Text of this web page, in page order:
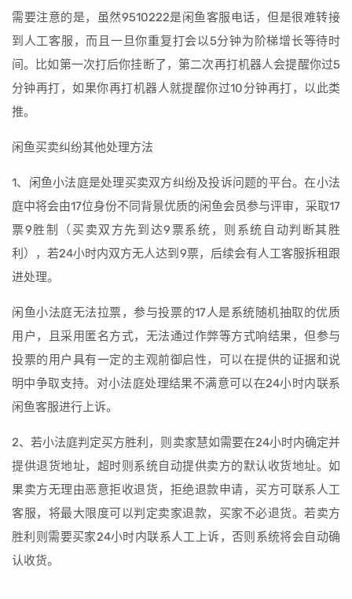
需要注意的是，虽然9510222是闲鱼客服电话，但是很难转接
到人工客服，而且一旦你重复打会以5分钟为阶梯增长等待时
间。比如第一次打后你挂断了，第二次再打机器人会提醒你过5
分钟再打，如果你再打机器人就提醒你过10分钟再打，以此类
推。
闲鱼买卖纠纷其他处理方法
1、闲鱼小法庭是处理买卖双方纠纷及投诉问题的平台。在小法
庭中将会由17位身份不同背景优质的闲鱼会员参与评审，采取17
票9胜制（买卖双方先到达9票系统，则系统自动判断其胜
利），若24小时内双方无人达到9票，后续会有人工客服拆租跟
进处理。
闲鱼小法庭无法拉票，参与投票的17人是系统随机抽取的优质
用户，且采用匿名方式，无法通过作弊等方式响结果，但参与
投票的用户具有一定的主观前御启性，可以在提供的证据和说
明中争取支持。对小法庭处理结果不满意可以在24小时内联系
闲鱼客服进行上诉。
2、若小法庭判定买方胜利，则卖家慧如需要在24小时内确定并
提供退货地址，超时则系统自动提供卖方的默认收货地址。如
果卖方无理由恶意拒收退货，拒绝退款申请，买方可联系人工
客服，将最大限度可以判定卖家退款，买家不必退货。若卖方
胜利则需要买家24小时内联系人工上诉，否则系统将会自动确
认收货。